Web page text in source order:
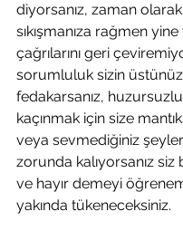
diyorsanız, zaman
sıkışmanıza rağmen yine
çağrılarını geri
sorumluluk sizin
fedakarsanız,
kaçınmak için size
veya sevmediğiniz
zorunda kalıyorsanız siz
ve hayır demeyi
yakında tükeneceksiniz.